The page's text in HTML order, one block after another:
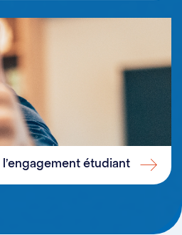
étudiant